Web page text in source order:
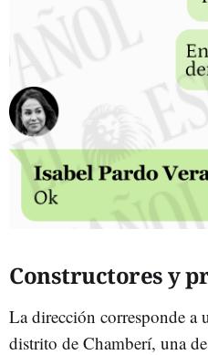
Constructores y
La dirección corresponde a
distrito de Chamberí, una